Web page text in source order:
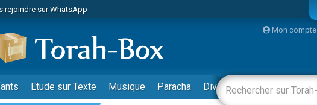
rejoindre sur WhatsApp
un don pour 5 jours de vacances aux Orphelins
un don pour Diane, 80 ans, dans un appartement insalubre
rejoindre sur WhatsApp
une bénédiction
Mon compte
Etude sur Texte Musique Paracha Divertissements Livres